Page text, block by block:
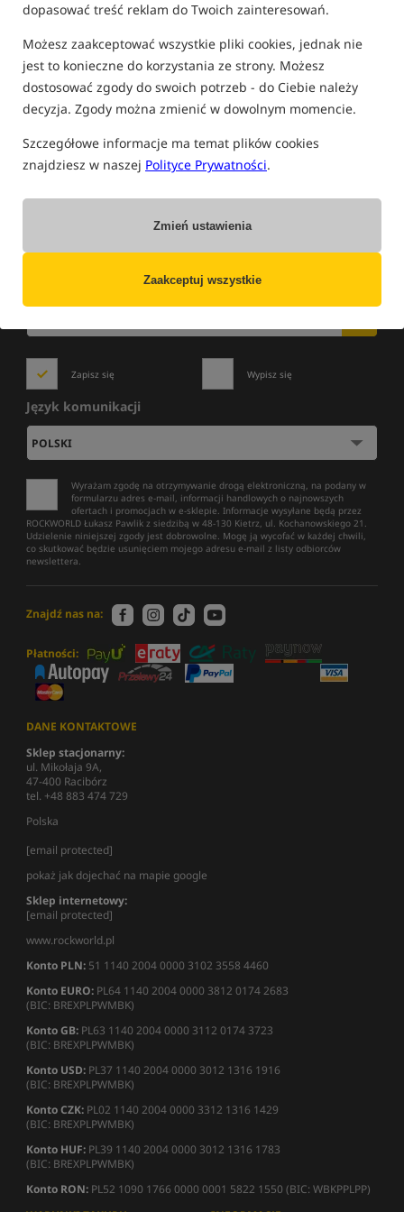
dopasować treść reklam do Twoich zainteresowań.
Możesz zaakceptować wszystkie pliki cookies, jednak nie
jest to konieczne do korzystania ze strony. Możesz
dostosować zgody do swoich potrzeb - do Ciebie należy
decyzja. Zgody można zmienić w dowolnym momencie.
Szczegółowe informacje ma temat plików cookies
znajdziesz w naszej Polityce Prywatności.
Zmień ustawienia
Zaakceptuj wszystkie
FILTRUJ
MIVARDI
Brak towarów tego producenta w tej kategorii
NOWOŚCI»WYPRZEDAŻE»PROMOCJE
Zapisz się do newslettera i bądź na bieżącoz najlepszymi okazjami!
Zapisz się Wypisz się
Język komunikacji
Wyrażam zgodę na otrzymywanie drogą elektroniczną, na podany w
formularzu adres e-mail, informacji handlowych o najnowszych
ofertach i promocjach w e-sklepie. Informacje wysyłane będą przez
ROCKWORLD Łukasz Pawlik z siedzibą w 48-130 Kietrz, ul. Kochanowskiego 21.
Udzielenie niniejszej zgody jest dobrowolne. Mogę ją wycofać w każdej chwili,
co skutkować będzie usunięciem mojego adresu e-mail z listy odbiorców
newslettera.
Znajdź nas na:
Płatności:
DANE KONTAKTOWE
Sklep stacjonarny:
ul. Mikołaja 9A,
47-400 Racibórz
tel. +48 883 474 729
Polska
[email protected]
pokaż jak dojechać na mapie google
Sklep internetowy:
[email protected]
www.rockworld.pl
Konto PLN: 51 1140 2004 0000 3102 3558 4460
Konto EURO: PL64 1140 2004 0000 3812 0174 2683
(BIC: BREXPLPWMBK)
Konto GB: PL63 1140 2004 0000 3112 0174 3723
(BIC: BREXPLPWMBK)
Konto USD: PL37 1140 2004 0000 3012 1316 1916
(BIC: BREXPLPWMBK)
Konto CZK: PL02 1140 2004 0000 3312 1316 1429
(BIC: BREXPLPWMBK)
Konto HUF: PL39 1140 2004 0000 3012 1316 1783
(BIC: BREXPLPWMBK)
Konto RON: PL52 1090 1766 0000 0001 5822 1550 (BIC: WBKPPLPP)